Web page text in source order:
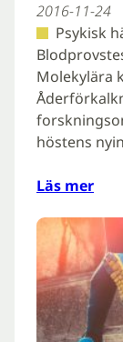
2016-11-24
Psykisk
Molekylära
höstens
Läs mer